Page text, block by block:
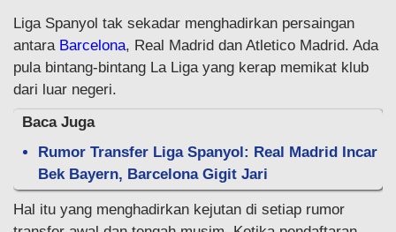
Liga Spanyol tak sekadar menghadirkan persaingan
antara Barcelona, Real Madrid dan Atletico Madrid. Ada
pula bintang-bintang La Liga yang kerap memikat klub
dari luar negeri.
Baca Juga
Rumor Transfer Liga Spanyol: Real Madrid Incar
Bek Bayern, Barcelona Gigit Jari
Hal itu yang menghadirkan kejutan di setiap rumor